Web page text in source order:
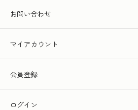
お問い合わせ
マイアカウント
会員登録
ログイン